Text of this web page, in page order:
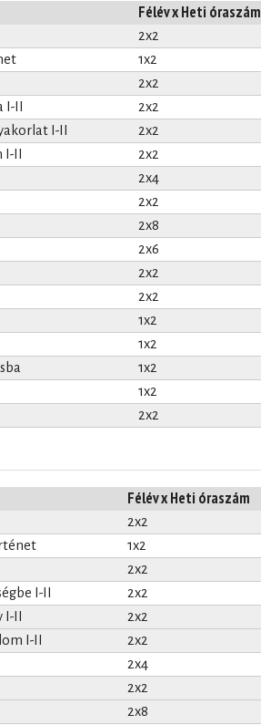
Félév x Heti óraszám
2x2
1x2
2x2
II
2x2
I-II
2x2
II
2x2
2x4
2x2
2x8
2x6
2x2
2x2
1x2
1x2
1x2
1x2
2x2
Félév x Heti óraszám
2x2
1x2
2x2
I-II
2x2
II
2x2
I-II
2x2
2x4
2x2
2x8